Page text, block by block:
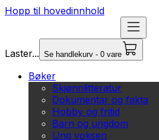
Hopp til hovedinnhold
Laster... Se handlekurv - 0 vare
Bøker
Skjønnlitteratur
Dokumentar og fakta
Hobby og fritid
Barn og ungdom
Ung voksen